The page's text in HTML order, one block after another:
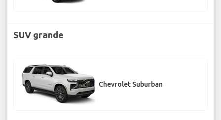
SUV grande
Chevrolet Suburban